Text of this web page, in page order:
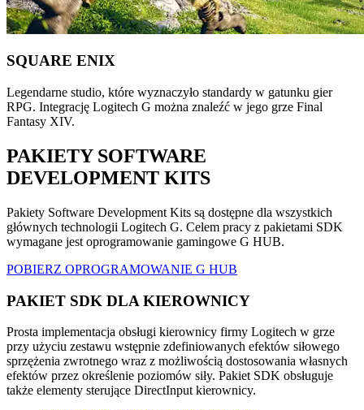
SQUARE ENIX
Legendarne studio, które wyznaczyło standardy w gatunku gier
RPG. Integrację Logitech G można znaleźć w jego grze Final
Fantasy XIV.
PAKIETY SOFTWARE
DEVELOPMENT KITS
Pakiety Software Development Kits są dostępne dla wszystkich
głównych technologii Logitech G. Celem pracy z pakietami SDK
wymagane jest oprogramowanie gamingowe G HUB.
POBIERZ OPROGRAMOWANIE G HUB
PAKIET SDK DLA KIEROWNICY
Prosta implementacja obsługi kierownicy firmy Logitech w grze
przy użyciu zestawu wstępnie zdefiniowanych efektów siłowego
sprzężenia zwrotnego wraz z możliwością dostosowania własnych
efektów przez określenie poziomów siły. Pakiet SDK obsługuje
także elementy sterujące DirectInput kierownicy.